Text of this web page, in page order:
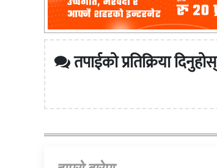
तपाईको प्रतिक्रिया दिनुहोस्